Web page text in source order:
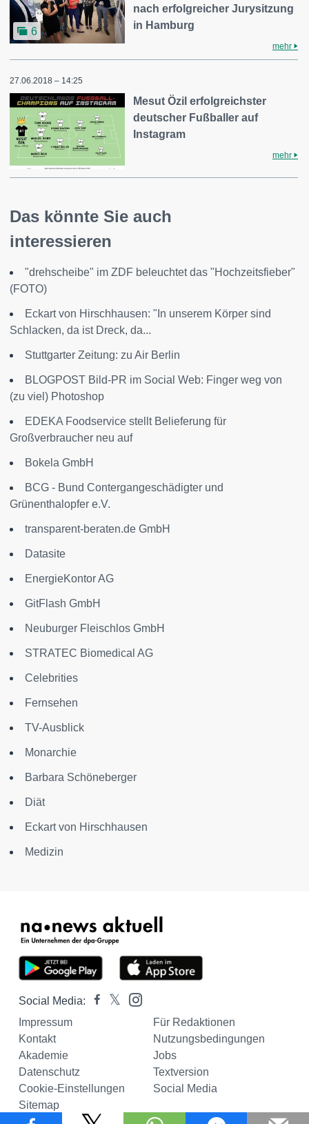
6
nach erfolgreicher Jurysitzung
in Hamburg
mehr
27.06.2018 – 14:25
Mesut Özil erfolgreichster
deutscher Fußballer auf
Instagram
mehr
Das könnte Sie auch
interessieren
"drehscheibe" im ZDF beleuchtet das "Hochzeitsfieber"
(FOTO)
Eckart von Hirschhausen: "In unserem Körper sind
Schlacken, da ist Dreck, da...
Stuttgarter Zeitung: zu Air Berlin
BLOGPOST Bild-PR im Social Web: Finger weg von
(zu viel) Photoshop
EDEKA Foodservice stellt Belieferung für
Großverbraucher neu auf
Bokela GmbH
BCG - Bund Contergangeschädigter und
Grünenthalopfer e.V.
transparent-beraten.de GmbH
Datasite
EnergieKontor AG
GitFlash GmbH
Neuburger Fleischlos GmbH
STRATEC Biomedical AG
Celebrities
Fernsehen
TV-Ausblick
Monarchie
Barbara Schöneberger
Diät
Eckart von Hirschhausen
Medizin
Social Media:
Impressum
Für Redaktionen
Kontakt
Nutzungsbedingungen
Akademie
Jobs
Datenschutz
Textversion
Cookie-Einstellungen
Social Media
Sitemap